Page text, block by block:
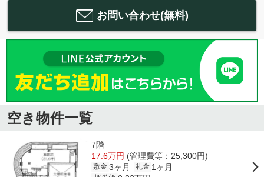
お問い合わせ(無料)
空き物件一覧
7階
17.6万円 (管理費等：25,300円)
敷金 3ヶ月 礼金 1ヶ月